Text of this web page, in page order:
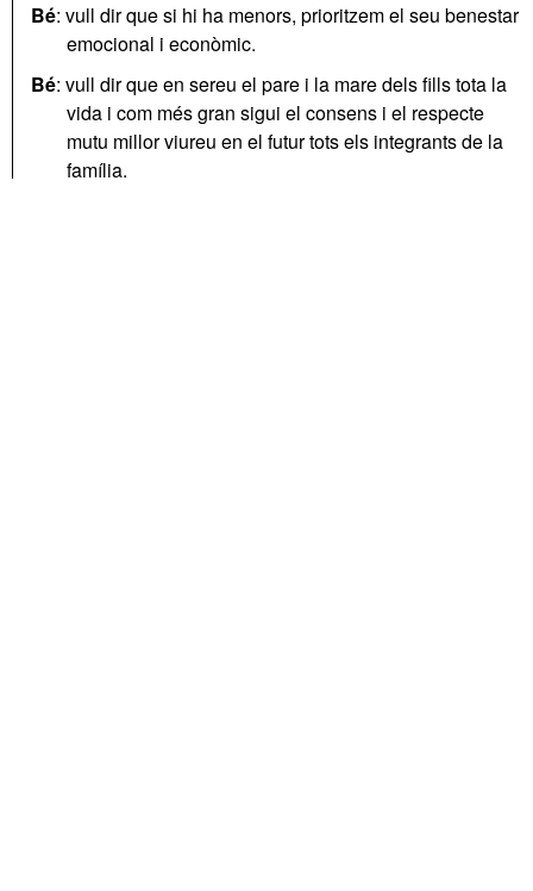
Bé: vull dir que si hi ha menors, prioritzem el seu benestar
emocional i econòmic.
Bé: vull dir que en sereu el pare i la mare dels fills tota la
vida i com més gran sigui el consens i el respecte
mutu millor viureu en el futur tots els integrants de la
família.